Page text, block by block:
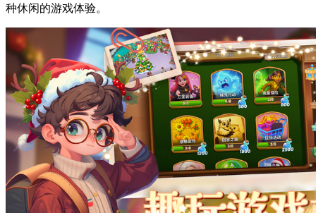
种休闲的游戏体验。